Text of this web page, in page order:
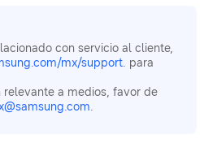
con servicio al cliente,
mx/support. para
relevante a medios, favor de
.